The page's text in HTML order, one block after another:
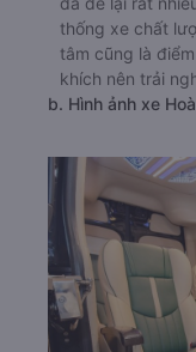
thống xe chất
tâm cũng là
khích nên trải
b. Hình ảnh xe